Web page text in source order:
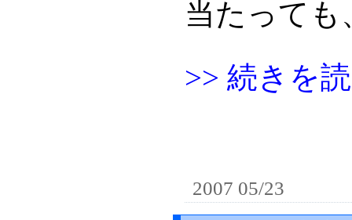
当たって
>> 続きを
2007 05/23